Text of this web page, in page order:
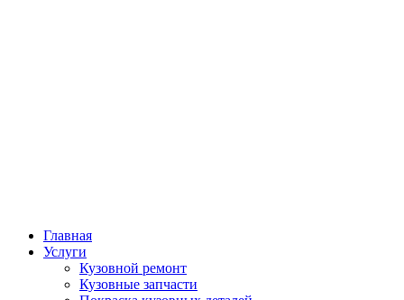
Главная
Услуги
Кузовной ремонт
Кузовные запчасти